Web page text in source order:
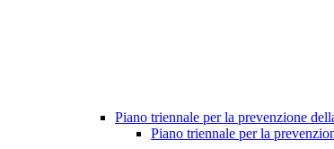
Piano triennale per la prevenzione
Piano triennale per la